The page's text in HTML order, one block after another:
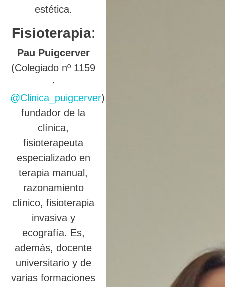
estética.
Fisioterapia:
Pau Puigcerver
(Colegiado nº 1159
·
@Clinica_puigcerver),
fundador de la
clínica,
fisioterapeuta
especializado en
terapia manual,
razonamiento
clínico, fisioterapia
invasiva y
ecografía. Es,
además, docente
universitario y de
varias formaciones